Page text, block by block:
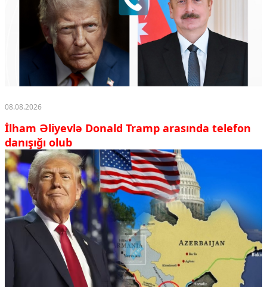
08.08.2026
İlham Əliyevlə Donald Tramp arasında telefon
danışığı olub